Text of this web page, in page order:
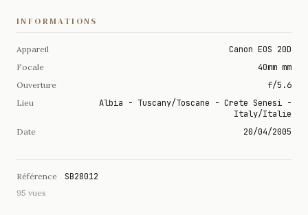
INFORMATIONS
Appareil Canon EOS 20D
Focale 40mm mm
Ouverture f/5.6
Lieu
Albia - Tuscany/Toscane - Crete Senesi -
Italy/Italie
Date 20/04/2005
Référence SB28012
95 vues